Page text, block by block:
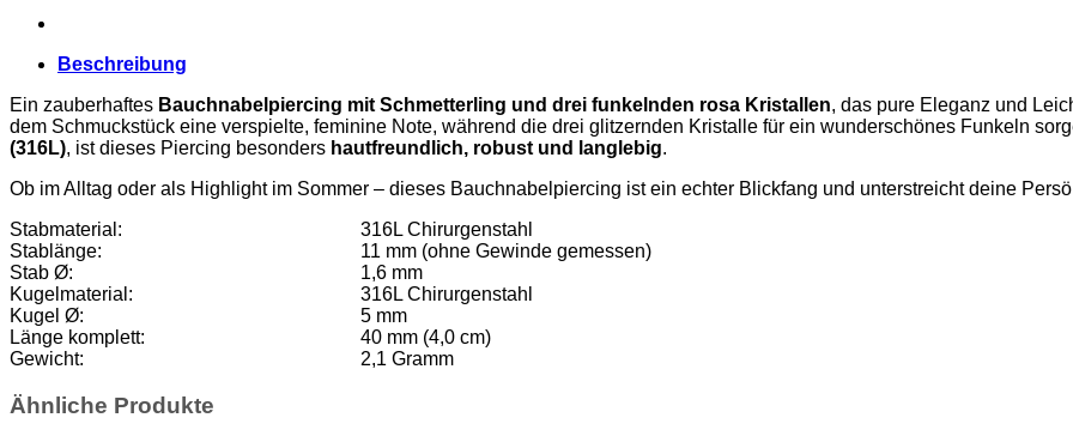
Beschreibung
Ein zauberhaftes Bauchnabelpiercing mit Schmetterling und drei funkelnden rosa Kristallen, das pure Eleganz und
dem Schmuckstück eine verspielte, feminine Note, während die drei glitzernden Kristalle für ein wunderschönes Funkeln
(316L), ist dieses Piercing besonders hautfreundlich, robust und langlebig.
Ob im Alltag oder als Highlight im Sommer – dieses Bauchnabelpiercing ist ein echter Blickfang und unterstreicht deine
Stabmaterial:
316L Chirurgenstahl
Stablänge:
11 mm (ohne Gewinde gemessen)
Stab Ø:
1,6 mm
Kugelmaterial:
316L Chirurgenstahl
Kugel Ø:
5 mm
Länge komplett:
40 mm (4,0 cm)
Gewicht:
2,1 Gramm
Ähnliche Produkte